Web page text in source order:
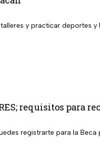
y practicar deportes y
requisitos para
registrarte para la Beca